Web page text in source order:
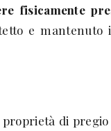
fisicamente
e mantenuto
di